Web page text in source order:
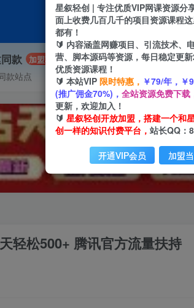
款 加盟
款站点
轻松500+ 腾讯官方流量扶持
星叙轻创 | 专注优质VIP网课资源分
面上收费几百几千的项目资源课程
都有！
🔰 内容涵盖网赚项目、引流技术、
营、脚本源码等资源，每日稳定更
优质资源课程！
🔰 本站VIP 限时特惠， ￥79/年，￥
(推广佣金70%)， 全站资源免费下载
更新，欢迎加入！
🔰 星叙轻创开放加盟，搭建一个和
创一样的知识付费平台， 站长QQ：
开通VIP会员 加盟